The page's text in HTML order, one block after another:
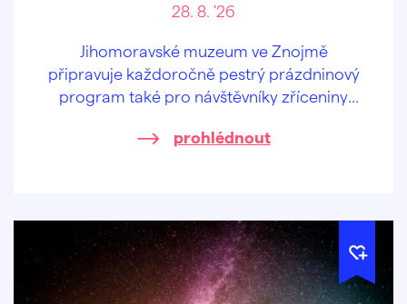
28. 8. '26
Jihomoravské muzeum ve Znojmě
připravuje každoročně pestrý prázdninový
program také pro návštěvníky zříceniny
prohlédnout